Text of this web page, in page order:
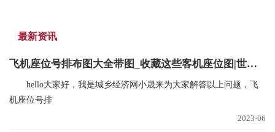
最新资讯
飞机座位号排布图大全带图_收藏这些客机座位图|世界观点
hello大家好，我是城乡经济网小晟来为大家解答以上问题，飞
机座位号排
2023-06